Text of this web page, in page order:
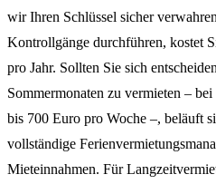
wir Ihren Schlüssel sicher
Kontrollgänge durchführen, kostet
pro Jahr. Sollten Sie sich
Sommermonaten zu vermieten –
bis 700 Euro pro Woche –, beläuft
vollständige
Mieteinnahmen. Für